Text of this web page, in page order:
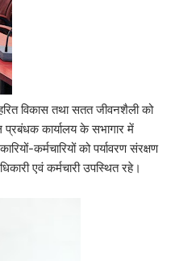
विकास तथा सतत जीवनशैली को
कार्यालय के सभागार में
कर्मचारियों को पर्यावरण संरक्षण
एवं कर्मचारी उपस्थित रहे।